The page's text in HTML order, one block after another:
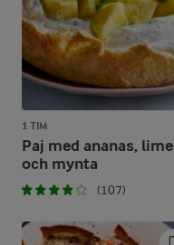
1 TIM
Paj med ananas, lime
och mynta
(107)